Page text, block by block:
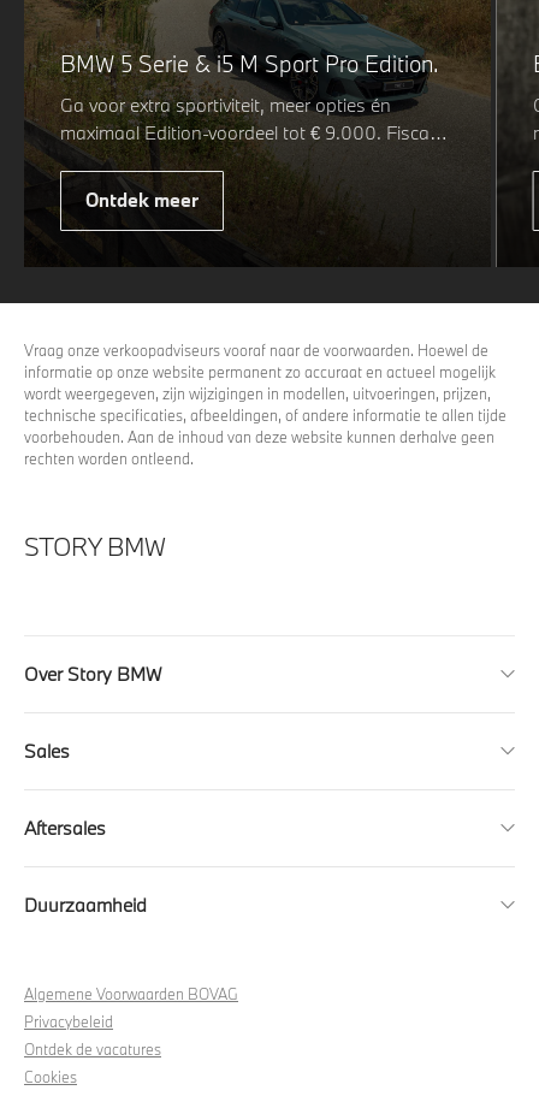
BMW 5 Serie & i5 M Sport Pro Edition.
Ga voor extra sportiviteit, meer opties én
maximaal Edition-voordeel tot € 9.000. Fiscaal
leverbaar vanaf € 75.347. Met de BMW 5 Serie
& i5 M Sport Pro Edition kiest u voor een rijk
uitgeruste uitvoering waarin juist de details het
u nog één keer omkijkt voordat u verder loopt.
Ontdek meer
Vraag onze verkoopadviseurs vooraf naar de voorwaarden. Hoewel de
informatie op onze website permanent zo accuraat en actueel mogelijk
wordt weergegeven, zijn wijzigingen in modellen, uitvoeringen, prijzen,
technische specificaties, afbeeldingen, of andere informatie te allen tijde
voorbehouden. Aan de inhoud van deze website kunnen derhalve geen
rechten worden ontleend.
STORY BMW
Over Story BMW
Sales
Aftersales
Duurzaamheid
Algemene Voorwaarden BOVAG
Privacybeleid
Ontdek de vacatures
Cookies